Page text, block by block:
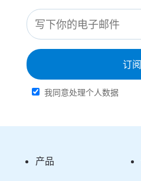
订阅
我同意处理个人数据
产品